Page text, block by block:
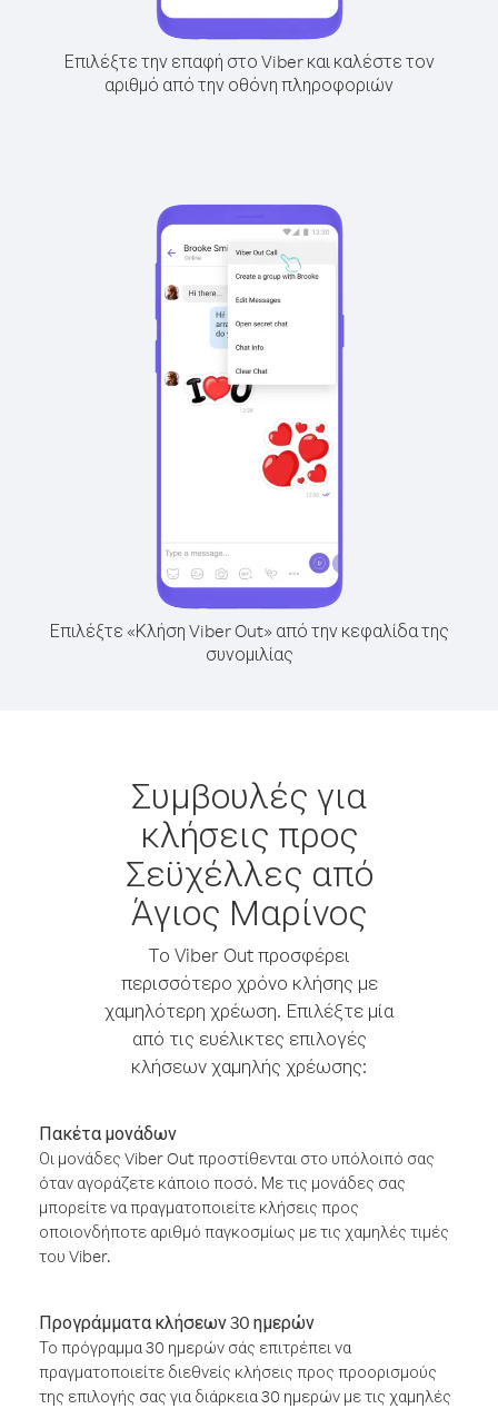
Επιλέξτε την επαφή στο Viber και καλέστε τον
αριθμό από την οθόνη πληροφοριών
Επιλέξτε «Κλήση Viber Out» από την κεφαλίδα της
συνομιλίας
Συμβουλές για
κλήσεις προς
Σεϋχέλλες από
Άγιος Μαρίνος
Το Viber Out προσφέρει
περισσότερο χρόνο κλήσης με
χαμηλότερη χρέωση. Επιλέξτε μία
από τις ευέλικτες επιλογές
κλήσεων χαμηλής χρέωσης:
Πακέτα μονάδων
Οι μονάδες Viber Out προστίθενται στο υπόλοιπό σας
όταν αγοράζετε κάποιο ποσό. Με τις μονάδες σας
μπορείτε να πραγματοποιείτε κλήσεις προς
οποιονδήποτε αριθμό παγκοσμίως με τις χαμηλές τιμές
του Viber.
Προγράμματα κλήσεων 30 ημερών
Το πρόγραμμα 30 ημερών σάς επιτρέπει να
πραγματοποιείτε διεθνείς κλήσεις προς προορισμούς
της επιλογής σας για διάρκεια 30 ημερών με τις χαμηλές